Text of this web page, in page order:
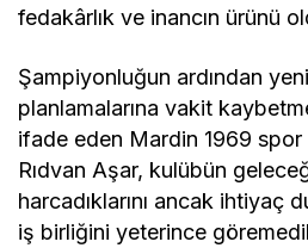
fedakârlık ve inancın ürünü
Şampiyonluğun ardından
planlamalarına vakit
ifade eden Mardin 1969 spor
Rıdvan Aşar, kulübün
harcadıklarını ancak ihtiyaç
iş birliğini yeterince